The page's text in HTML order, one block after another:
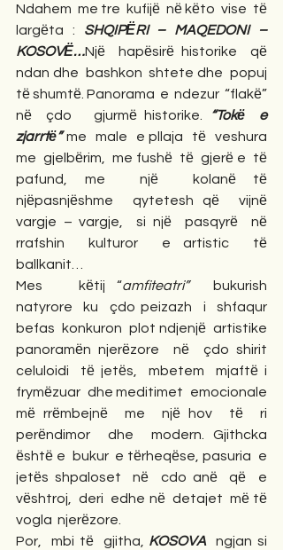
Ndahem  me tre  kufijё  nё kёto  vise  tё
largёta : SHQIPЁRI – MAQEDONI –
KOSOVЁ…Njё  hapёsirё historike  qё
ndan dhe  bashkon  shtete dhe  popuj
tё shumtё. Panorama  e  ndezur  “flakё”
nё  çdo   gjurmё historike. “Tokё  e
zjarrtё” me  male  e pllaja  tё  veshura
me  gjelbёrim,  me fushё  tё  gjerё e  tё
pafund, me  njё  kolanё tё
njёpasnjёshme  qytetesh qё  vijnё
vargje – vargje,  si njё  pasqyrё  nё
rrafshin  kulturor  e artistic  tё
ballkanit…
Mes   kёtij “amfiteatri”
  bukurish
natyrore  ku  çdo peizazh  i  shfaqur
befas  konkuron  plot ndjenjё  artistike
panoramёn njerёzore  nё  çdo shirit
celuloidi  tё jetёs,  mbetem  mjaftё i
frymёzuar  dhe meditimet  emocionale
mё rrёmbejnё  me  njё hov  tё  ri
perёndimor  dhe  modern. Gjithcka
ёshtё e  bukur  e tёrheqёse, pasuria  e
jetёs shpaloset  nё  cdo anё  qё  e
vёshtroj,  deri  edhe nё  detajet  mё tё
vogla  njerёzore.
Por,  mbi tё  gjitha, KOSOVA
  ngjan si